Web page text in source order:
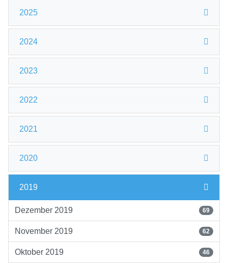
2025
2024
2023
2022
2021
2020
2019
Dezember 2019 69
November 2019 62
Oktober 2019 46